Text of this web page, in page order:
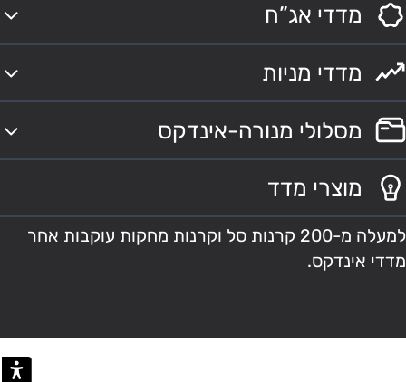
מדדי אג”ח
מדדי מניות
מסלולי מנורה-אינדקס
מוצרי מדד
למעלה מ-200 קרנות סל וקרנות מחקות עוקבות אחר
מדדי אינדקס.